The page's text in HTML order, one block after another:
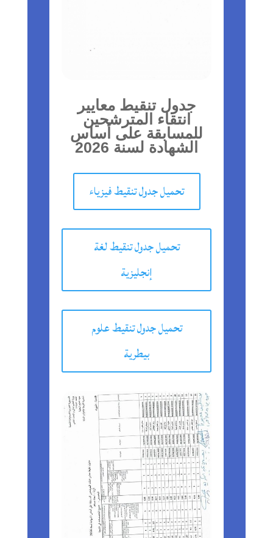
جدول تنقيط معايير
انتقاء المترشحين
للمسابقة على أساس
الشهادة لسنة 2026
تحميل جدول تنقيط فيزياء
تحميل جدول تنقيط لغة
إنجليزية
تحميل جدول تنقيط علوم
بيطرية